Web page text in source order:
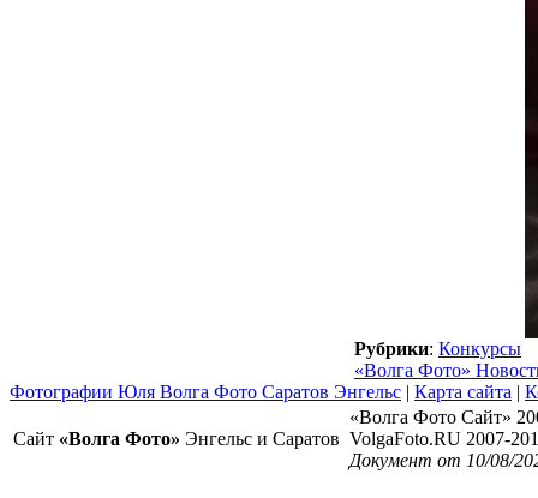
Рубрики: Конкурсы
«Волга Фото»
Фотографии Юля Волга Фото Саратов Энгельс | Карта сайта |
Сайт «Волга Фото» Энгельс и Саратов
«Волга Фото Сайт»
VolgaFoto.RU 2007-
Документ от 10/08/